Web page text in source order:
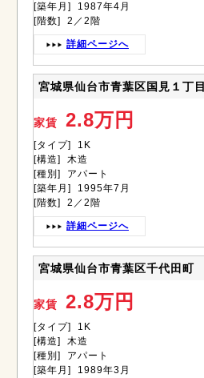
[築年月] 1987年4月
[階数] 2／2階
詳細ページへ
宮城県仙台市青葉区国見１丁目
家賃 2.8万円
[タイプ] 1K
[構造] 木造
[種別] アパート
[築年月] 1995年7月
[階数] 2／2階
詳細ページへ
宮城県仙台市青葉区千代田町
家賃 2.8万円
[タイプ] 1K
[構造] 木造
[種別] アパート
[築年月] 1989年3月